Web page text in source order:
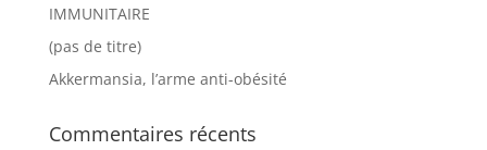
IMMUNITAIRE
(pas de titre)
Akkermansia, l’arme anti-obésité
Commentaires récents